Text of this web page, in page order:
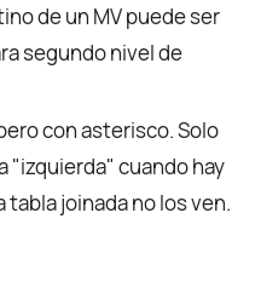
de un MV puede ser
segundo nivel de
con asterisco. Solo
"izquierda" cuando hay
tabla joinada no los ven.